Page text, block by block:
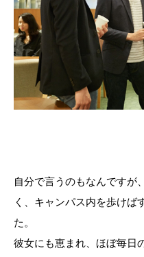
自分で言うのもなんですが
く、キャンパス内を歩けば
た。
彼女にも恵まれ、ほぼ毎日